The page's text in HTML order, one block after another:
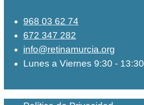
968 03 62 74
672 347 282
info@retinamurcia.org
Lunes a Viernes 9:30 - 13:30